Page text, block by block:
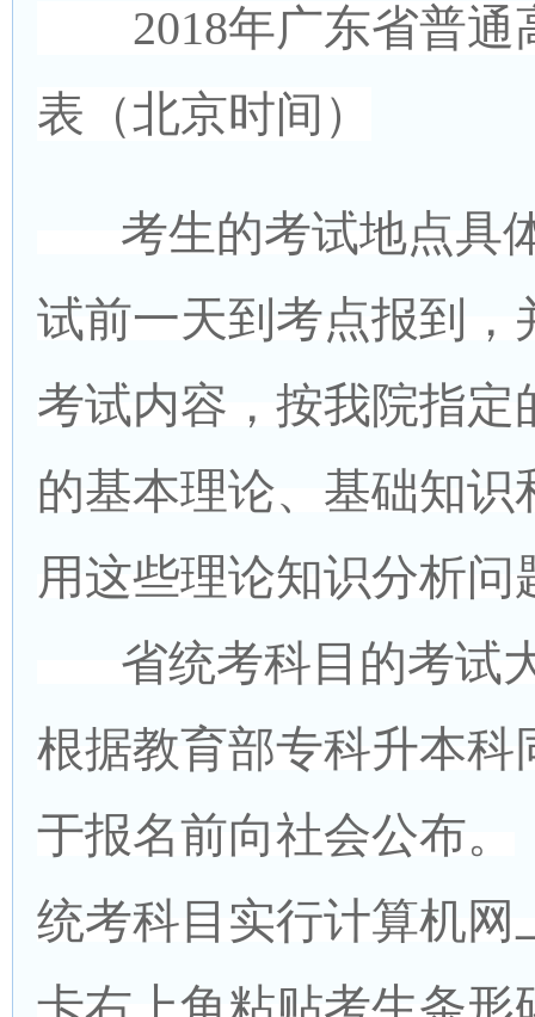
2018年广东省普通
表（北京时间）
考生的考试地点具
试前一天到考点报到，
考试内容，按我院指
的基本理论、基础知
用这些理论知识分析
省统考科目的考试
根据教育部专科升本
于报名前向社会公布。
统考科目实行计算机